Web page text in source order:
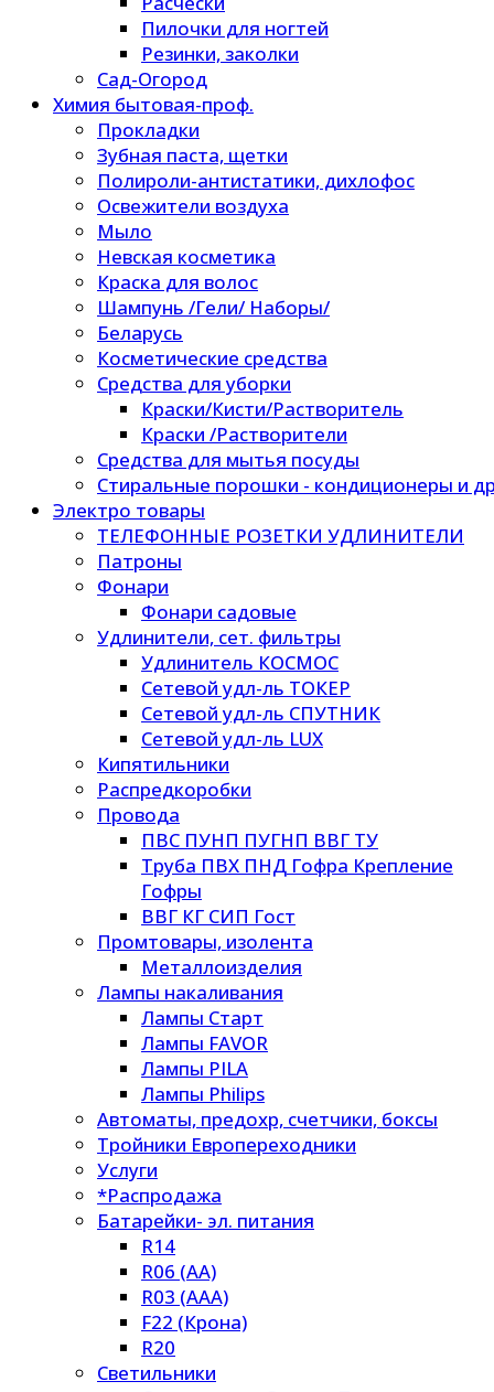
Пилочки для ногтей
Резинки, заколки
Сад-Огород
Химия бытовая-проф.
Прокладки
Зубная паста, щетки
Полироли-антистатики, дихлофос
Освежители воздуха
Мыло
Невская косметика
Краска для волос
Шампунь /Гели/ Наборы/
Беларусь
Косметические средства
Средства для уборки
Краски/Кисти/Растворитель
Краски /Растворители
Средства для мытья посуды
Стиральные порошки - кондиционеры и
Электро товары
ТЕЛЕФОННЫЕ РОЗЕТКИ УДЛИНИТЕЛИ
Патроны
Фонари
Фонари садовые
Удлинители, сет. фильтры
Удлинитель КОСМОС
Сетевой удл-ль ТОКЕР
Сетевой удл-ль СПУТНИК
Сетевой удл-ль LUX
Кипятильники
Распредкоробки
Провода
ПВС ПУНП ПУГНП ВВГ ТУ
Труба ПВХ ПНД Гофра Крепление
Гофры
ВВГ КГ СИП Гост
Промтовары, изолента
Металлоизделия
Лампы накаливания
Лампы Старт
Лампы FAVOR
Лампы PILA
Лампы Philips
Автоматы, предохр, счетчики, боксы
Тройники Европереходники
Услуги
*Распродажа
Батарейки- эл. питания
R14
R06 (AA)
R03 (AAA)
F22 (Крона)
R20
Светильники